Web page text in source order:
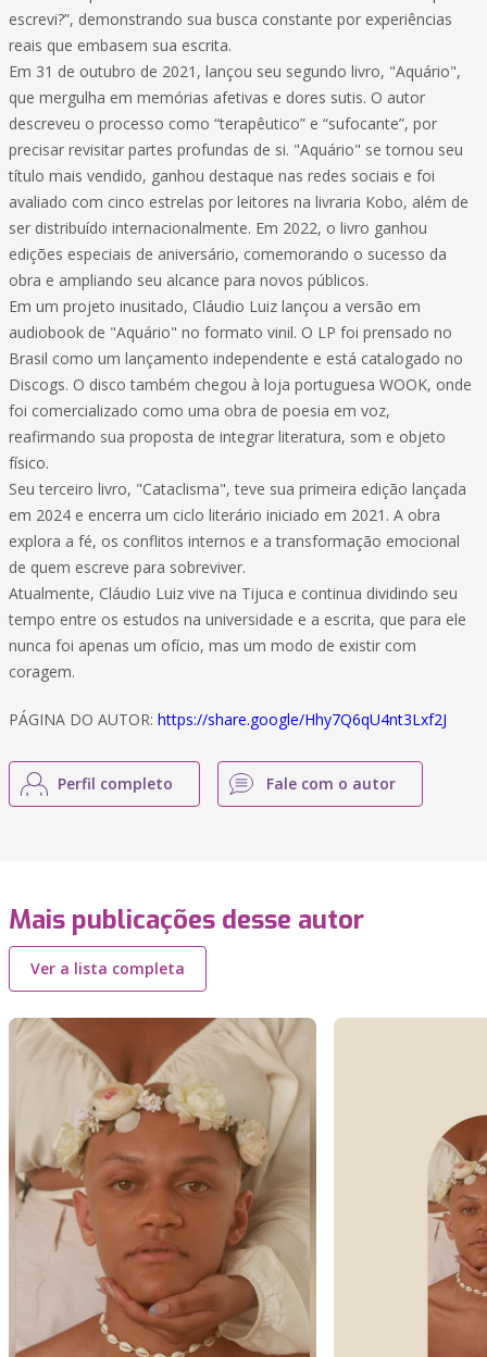
escrevi?”, demonstrando sua busca constante por experiências
reais que embasem sua escrita.
Em 31 de outubro de 2021, lançou seu segundo livro, "Aquário",
que mergulha em memórias afetivas e dores sutis. O autor
descreveu o processo como “terapêutico” e “sufocante”, por
precisar revisitar partes profundas de si. "Aquário" se tornou seu
título mais vendido, ganhou destaque nas redes sociais e foi
avaliado com cinco estrelas por leitores na livraria Kobo, além de
ser distribuído internacionalmente. Em 2022, o livro ganhou
edições especiais de aniversário, comemorando o sucesso da
obra e ampliando seu alcance para novos públicos.
Em um projeto inusitado, Cláudio Luiz lançou a versão em
audiobook de "Aquário" no formato vinil. O LP foi prensado no
Brasil como um lançamento independente e está catalogado no
Discogs. O disco também chegou à loja portuguesa WOOK, onde
foi comercializado como uma obra de poesia em voz,
reafirmando sua proposta de integrar literatura, som e objeto
físico.
Seu terceiro livro, "Cataclisma", teve sua primeira edição lançada
em 2024 e encerra um ciclo literário iniciado em 2021. A obra
explora a fé, os conflitos internos e a transformação emocional
de quem escreve para sobreviver.
Atualmente, Cláudio Luiz vive na Tijuca e continua dividindo seu
tempo entre os estudos na universidade e a escrita, que para ele
nunca foi apenas um ofício, mas um modo de existir com
coragem.
PÁGINA DO AUTOR: https://share.google/Hhy7Q6qU4nt3Lxf2J
Perfil completo Fale com o autor
Mais publicações desse autor
Ver a lista completa